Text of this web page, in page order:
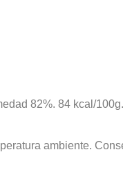
82%. 84 kcal/100g.
ambiente.